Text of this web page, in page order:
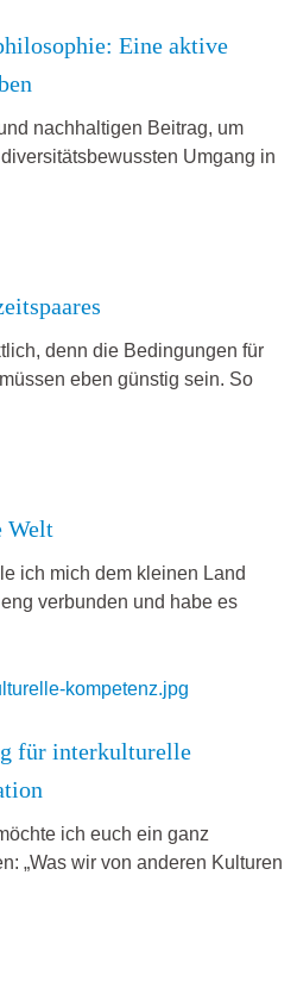
Eine aktive
nachhaltigen Beitrag, um
Umgang in
denn die Bedingungen für
eben günstig sein. So
Welt
ich mich dem kleinen Land
verbunden und habe es
für interkulturelle
ich euch ein ganz
„Was wir von anderen Kulturen